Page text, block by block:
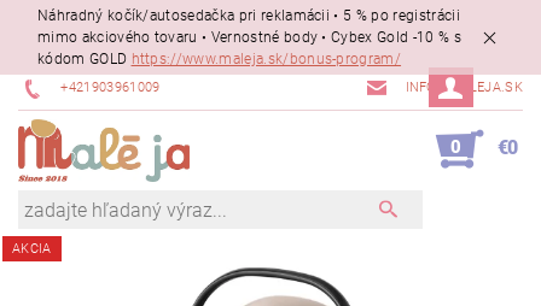
Náhradný kočík/autosedačka pri reklamácii • 5 % po registrácii
mimo akciového tovaru • Vernostné body • Cybex Gold -10 % s
kódom GOLD https://www.maleja.sk/bonus-program/
+421903961009 INFO@MALEJA.SK
0 €0
AKCIA